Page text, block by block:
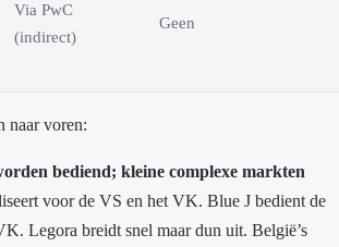
Via PwC
(indirect)
Geen
naar voren:
bediend; kleine complexe markten
voor de VS en het VK. Blue J bedient de
Legora breidt snel maar dun uit. België’s